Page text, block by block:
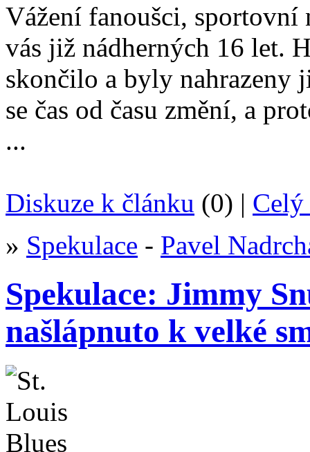
Vážení fanoušci,
vás již nádherných 16 let.
skončilo a byly nahrazeny
se čas od času změní, a
...
Diskuze k článku (0) | Celý
» Spekulace - Pavel
Spekulace: Jimmy
našlápnuto k velké